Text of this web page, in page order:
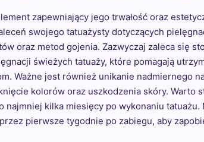
zapewniający jego trwałość oraz
swojego tatuażysty dotyczących
oraz metod gojenia. Zazwyczaj zaleca się
świeżych tatuaży, które pomagają
Ważne jest również unikanie nadmiernego
kolorów oraz uszkodzenia skóry. Warto
najmniej kilka miesięcy po wykonaniu tatuażu.
pierwsze tygodnie po zabiegu, aby